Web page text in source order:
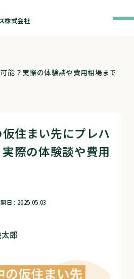
株式会社
能？実際の体験談や費用相場まで
住まい先にプレハ
際の体験談や費用
日 : 2025.05.03
郎